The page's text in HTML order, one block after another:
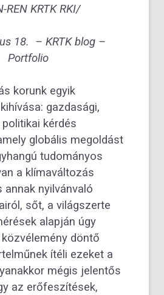
REN KRTK RKI/
18. – KRTK blog –
Portfolio
korunk egyik
gazdasági,
kérdés
globális megoldást
tudományos
a klímaváltozás
annak nyilvánvaló
sőt, a világszerte
alapján úgy
döntő
ítéli ezeket a
mégis jelentős
az erőfeszítések,